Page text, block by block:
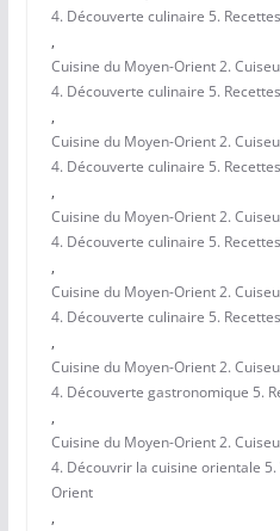
4. Découverte culinaire 5.
,
Cuisine du Moyen-Orient 2.
4. Découverte culinaire 5.
,
Cuisine du Moyen-Orient 2.
4. Découverte culinaire 5.
,
Cuisine du Moyen-Orient 2.
4. Découverte culinaire 5.
,
Cuisine du Moyen-Orient 2.
4. Découverte culinaire 5.
,
Cuisine du Moyen-Orient 2.
4. Découverte gastronomique 5.
,
Cuisine du Moyen-Orient 2.
4. Découvrir la cuisine orientale
Orient
,